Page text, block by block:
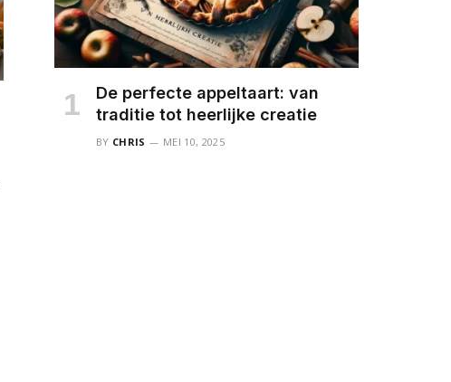
De perfecte appeltaart: van
traditie tot heerlijke creatie
BY CHRIS MEI 10, 2025